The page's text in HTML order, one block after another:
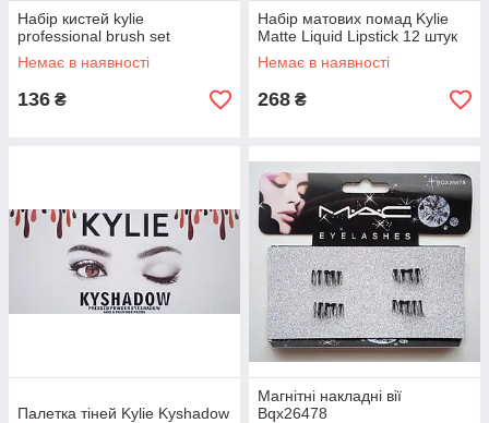
Набір кистей kylie
professional brush set
Немає в наявності
136 ₴
Набір матових помад Kylie
Matte Liquid Lipstick 12 штук
Немає в наявності
268 ₴
Палетка тіней Kylie Kyshadow
Магнітні накладні вії
Bqx26478